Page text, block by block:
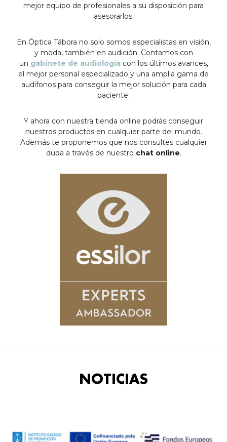
mejor equipo de profesionales a su disposición para
asesorarlos.
En Óptica Tábora no solo somos especialistas en visión,
y moda, también en audición. Contamos con
un gabinete de audiología con los últimos avances,
el mejor personal especializado y una amplia gama de
audífonos para conseguir la mejor solución para cada
paciente.
Y ahora con nuestra tienda online podrás conseguir
nuestros productos en cualquier parte del mundo.
Además te proponemos que nos consultes cualquier
duda a través de nuestro chat online.
NOTICIAS